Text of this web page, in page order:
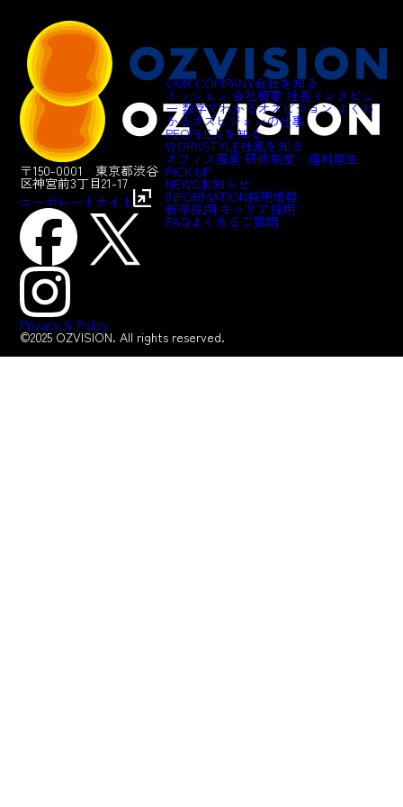
〒150-0001 東京都渋谷
区神宮前3丁目21-17
コーポレートサイト
Privacy & Policy
OUR COMPANY会社を知る
ミッション 会社概要 社長インタビュ
ー 数字でわかるオズビジョン よくわ
かるオズビジョンの仕事
PEOPLE人を知る
WORKSTYLE社風を知る
オフィス風景 研修制度・福利厚生
PICK UP
NEWSお知らせ
INFORMATION採用情報
新卒採用 キャリア採用
FAQよくあるご質問
©2025 OZVISION. All rights reserved.